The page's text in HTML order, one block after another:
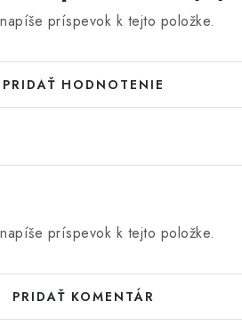
príspevok k tejto položke.
PRIDAŤ HODNOTENIE
príspevok k tejto položke.
PRIDAŤ KOMENTÁR